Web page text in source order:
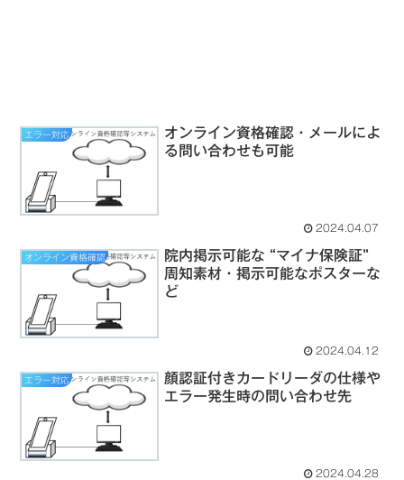
エラー対応
オンライン資格確認・メールによ
る問い合わせも可能
2024.04.07
オンライン資格確認
院内掲示可能な “マイナ保険証”
周知素材・掲示可能なポスターな
ど
2024.04.12
エラー対応
顔認証付きカードリーダの仕様や
エラー発生時の問い合わせ先
2024.04.28